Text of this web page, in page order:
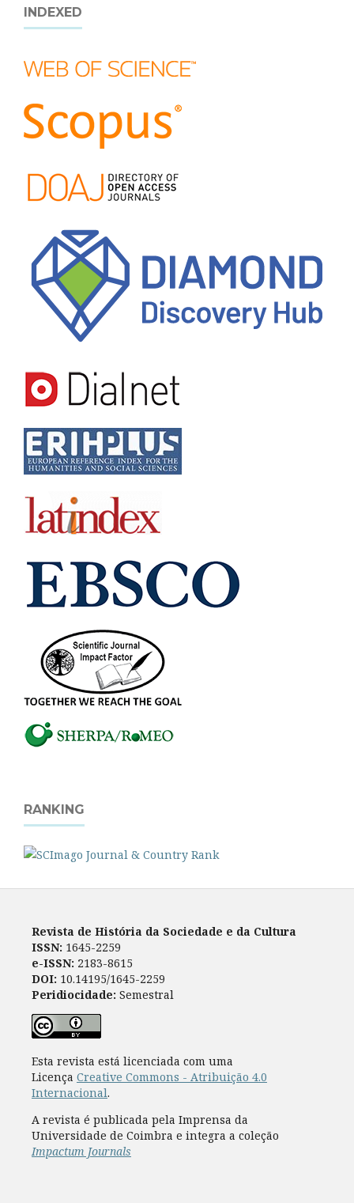
INDEXED
RANKING
Revista de História da Sociedade e da Cultura
ISSN: 1645-2259
e-ISSN: 2183-8615
DOI: 10.14195/1645-2259
Peridiocidade: Semestral
Esta revista está licenciada com uma
Licença Creative Commons - Atribuição 4.0
Internacional.
A revista é publicada pela Imprensa da
Universidade de Coimbra e integra a coleção
Impactum Journals